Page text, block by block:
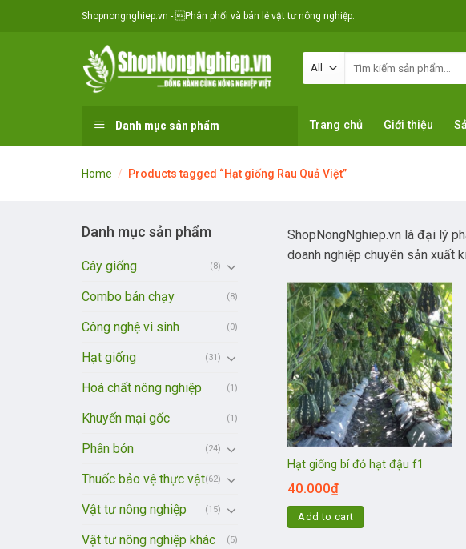
Shopnongnghiep.vn - Phân phối và bán lẻ vật tư nông nghiệp.
Danh mục sản phẩm Trang chủ Giới thiệu
Home / Products tagged “Hạt giống Rau Quả Việt”
Danh mục sản phẩm
Cây giống (8)
Combo bán chạy (8)
Công nghệ vi sinh (0)
Hạt giống (31)
Hoá chất nông nghiệp (1)
Khuyến mại gốc (1)
Phân bón (24)
Thuốc bảo vệ thực vật(62)
Vật tư nông nghiệp (15)
Vật tư nông nghiệp khác (5)
ShopNongNghiep.vn là đại lý
doanh nghiệp chuyên sản xuất
Hạt giống bí đỏ hạt đậu f1
40.000₫
Add to cart